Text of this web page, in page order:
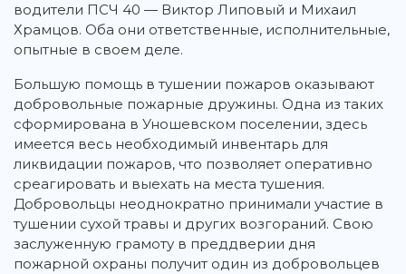
водители ПСЧ 40 — Виктор Липовый и Михаил
Храмцов. Оба они ответственные, исполнительные,
опытные в своем деле.
Большую помощь в тушении пожаров оказывают
добровольные пожарные дружины. Одна из таких
сформирована в Уношевском поселении, здесь
имеется весь необходимый инвентарь для
ликвидации пожаров, что позволяет оперативно
среагировать и выехать на места тушения.
Добровольцы неоднократно принимали участие в
тушении сухой травы и других возгораний. Свою
заслуженную грамоту в преддверии дня
пожарной охраны получит один из добровольцев